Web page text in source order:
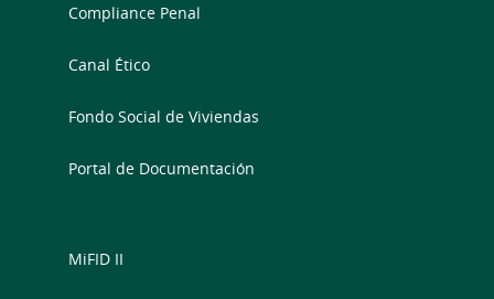
Compliance Penal
Canal Ético
Fondo Social de Viviendas
Portal de Documentación
MiFID II